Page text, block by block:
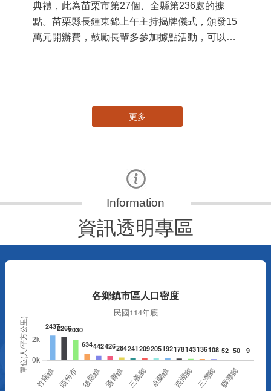
典禮，此為苗栗市第27個、全縣第236處的據
點。苗栗縣長鍾東錦上午主持揭牌儀式，頒發15
萬元開辦費，鼓勵長輩多參加據點活動，可以更
更多
資訊透明專區